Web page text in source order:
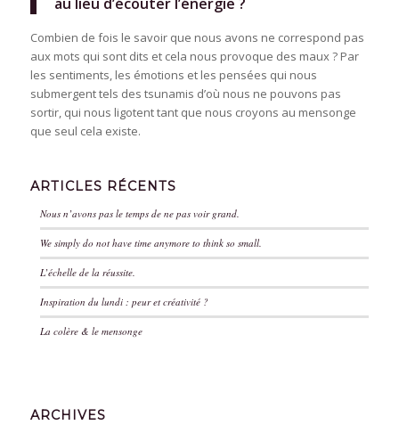
Combien de fois le savoir que nous avons ne correspond pas
aux mots qui sont dits et cela nous provoque des maux ? Par
les sentiments, les émotions et les pensées qui nous
submergent tels des tsunamis d’où nous ne pouvons pas
sortir, qui nous ligotent tant que nous croyons au mensonge
que seul cela existe.
ARTICLES RÉCENTS
Nous n’avons pas le temps de ne pas voir grand.
We simply do not have time anymore to think so small.
L’échelle de la réussite.
Inspiration du lundi : peur et créativité ?
La colère & le mensonge
ARCHIVES